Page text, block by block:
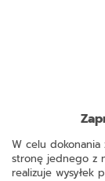
W celu
stronę jednego z
realizuje wysyłek